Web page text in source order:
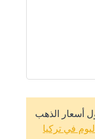
أسعار الذهب
في تركيا